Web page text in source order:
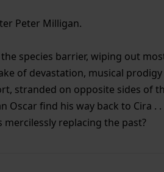
Peter Milligan.
species barrier, wiping out
of devastation, musical
stranded on opposite sides of
Oscar find his way back to Cira .
replacing the past?